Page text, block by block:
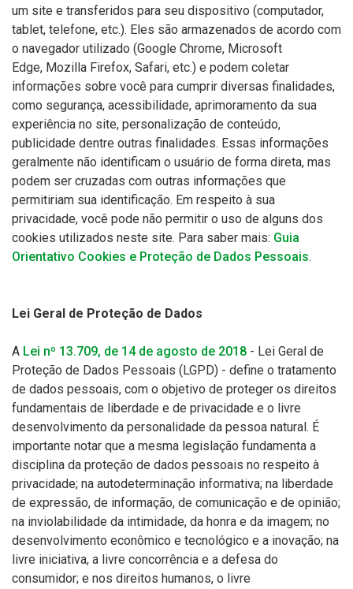
um site e transferidos para seu dispositivo (computador,
tablet, telefone, etc.). Eles são armazenados de acordo com
o navegador utilizado (Google Chrome, Microsoft
Edge, Mozilla Firefox, Safari, etc.) e podem coletar
informações sobre você para cumprir diversas finalidades,
como segurança, acessibilidade, aprimoramento da sua
experiência no site, personalização de conteúdo,
publicidade dentre outras finalidades. Essas informações
geralmente não identificam o usuário de forma direta, mas
podem ser cruzadas com outras informações que
permitiriam sua identificação. Em respeito à sua
privacidade, você pode não permitir o uso de alguns dos
cookies utilizados neste site. Para saber mais: Guia
Orientativo Cookies e Proteção de Dados Pessoais.
Lei Geral de Proteção de Dados
A Lei nº 13.709, de 14 de agosto de 2018 - Lei Geral de
Proteção de Dados Pessoais (LGPD) - define o tratamento
de dados pessoais, com o objetivo de proteger os direitos
fundamentais de liberdade e de privacidade e o livre
desenvolvimento da personalidade da pessoa natural. É
importante notar que a mesma legislação fundamenta a
disciplina da proteção de dados pessoais no respeito à
privacidade; na autodeterminação informativa; na liberdade
de expressão, de informação, de comunicação e de opinião;
na inviolabilidade da intimidade, da honra e da imagem; no
desenvolvimento econômico e tecnológico e a inovação; na
livre iniciativa, a livre concorrência e a defesa do
consumidor; e nos direitos humanos, o livre